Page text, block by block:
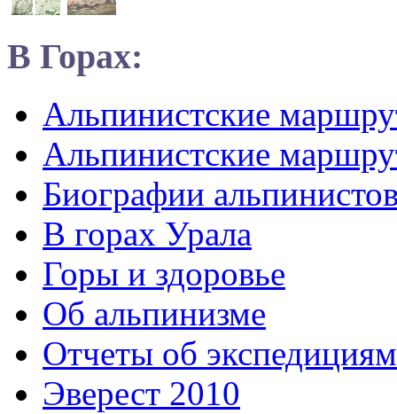
В Горах:
Альпинистские
Альпинистские
Биографии
В горах Урала
Горы и здоровье
Об альпинизме
Отчеты об экспедициям
Эверест 2010